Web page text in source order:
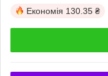
Економія 130.35 ₴